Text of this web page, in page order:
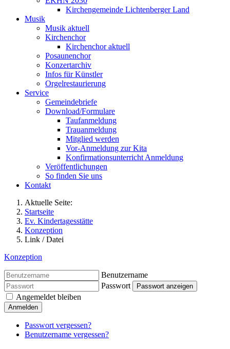
Kirchengemeinde Lichtenberger Land
Musik
Musik aktuell
Kirchenchor
Kirchenchor aktuell
Posaunenchor
Konzertarchiv
Infos für Künstler
Orgelrestaurierung
Service
Gemeindebriefe
Download/Formulare
Taufanmeldung
Trauanmeldung
Mitglied werden
Vor-Anmeldung zur Kita
Konfirmationsunterricht Anmeldung
Veröffentlichungen
So finden Sie uns
Kontakt
Aktuelle Seite:
Startseite
Ev. Kindertagesstätte
Konzeption
Link / Datei
Konzeption
Benutzername
Passwort
Passwort anzeigen
Angemeldet bleiben
Anmelden
Passwort vergessen?
Benutzername vergessen?